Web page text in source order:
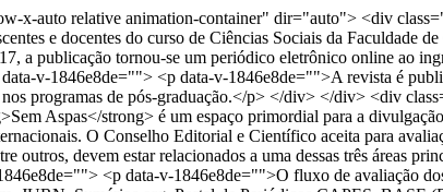
x-auto relative animation-container" dir="auto"> <div
e docentes do curso de Ciências Sociais da Faculdade
a publicação tornou-se um periódico eletrônico online ao
v-1846e8de=""> <p data-v-1846e8de="">A revista é
programas de pós-graduação.</p> </div> </div> <div
Aspas</strong> é um espaço primordial para a
O Conselho Editorial e Científico aceita para
outros, devem estar relacionados a uma dessas três
<p data-v-1846e8de="">O fluxo de avaliação